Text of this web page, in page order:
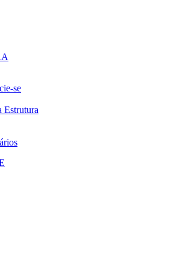
se
Estrutura